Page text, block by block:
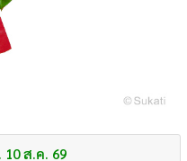
10 ส.ค. 69